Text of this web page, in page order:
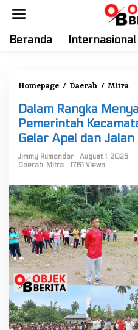
Beranda Internasional
Homepage / Daerah / Mitra
l
a
m
n
g
k
a
M
e
n
y
a
m
b
Dalam Rangka
Pemerintah
Gelar Apel dan
Jimmy Rumondor
August 1, 2025
Daerah, Mitra 1761 Views